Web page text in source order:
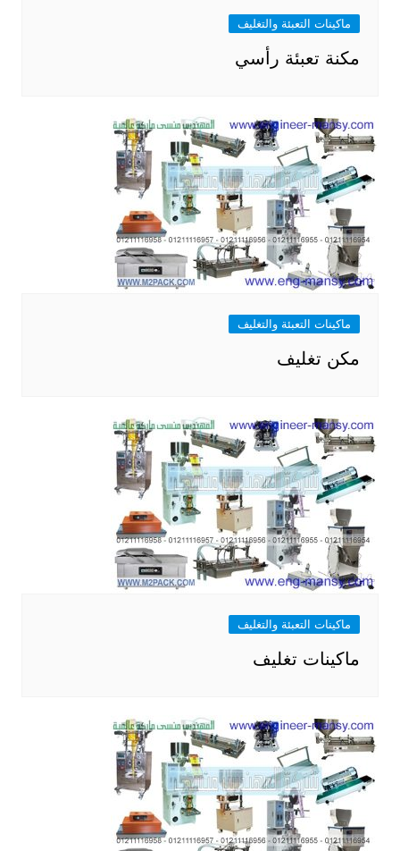
ماكينات التعبئة والتغليف
مكنة تعبئة رأسي
ماكينات التعبئة والتغليف
مكن تغليف
ماكينات التعبئة والتغليف
ماكينات تغليف